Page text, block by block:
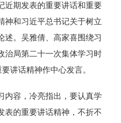
近期发表的重要讲话和重要
神和习近平总书记关于树立
述。吴雅倩、高家喜围绕习
治局第二十一次集体学习时
讲话精神作中心发言。
内容，冷亮指出，要认真学
表的重要讲话精神，不折不